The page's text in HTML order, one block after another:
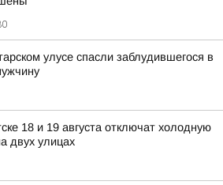
улусе спасли заблудившегося в
18 и 19 августа отключат холодную
двух улицах